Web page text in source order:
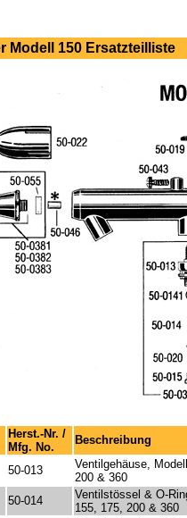
Modell 150 Ersatzteilliste
Herst.-Nr. /
Mfg. No.
Beschreibung
50-013
Ventilgehäuse,
200 & 360
50-014
Ventilstössel & O-
155, 175, 200 & 360